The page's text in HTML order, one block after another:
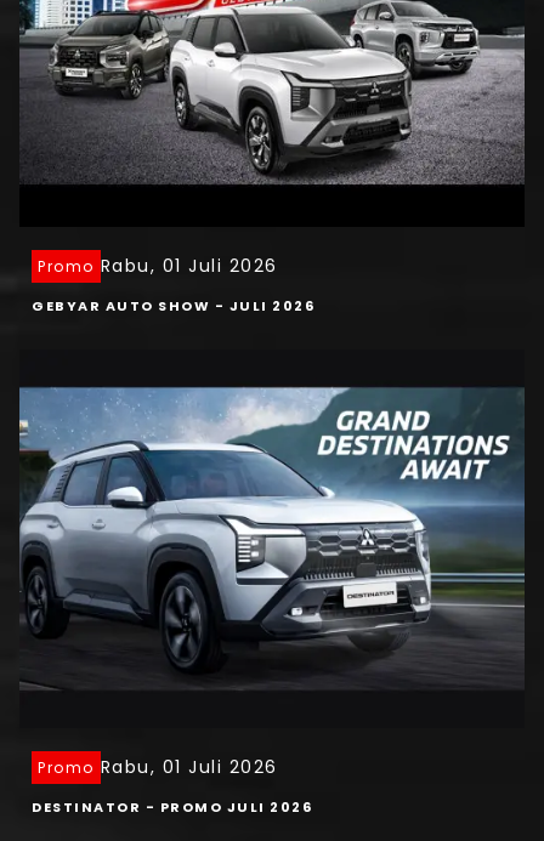
Promo Rabu, 01 Juli 2026
GEBYAR AUTO SHOW - JULI 2026
Promo Rabu, 01 Juli 2026
DESTINATOR - PROMO JULI 2026